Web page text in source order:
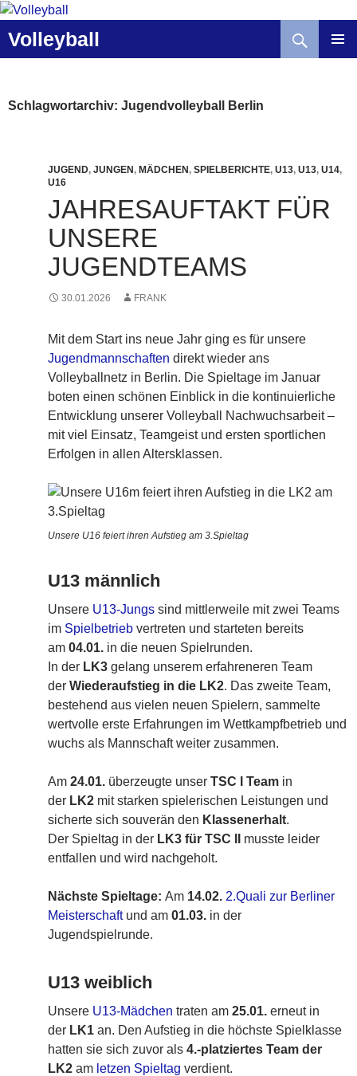
Zum
springen
Volleyball
Schlagwortarchiv: Jugendvolleyball Berlin
JUGEND, JUNGEN, MÄDCHEN, SPIELBERICHTE, U13, U13, U14,
U16
JAHRESAUFTAKT FÜR
UNSERE
JUGENDTEAMS
30.01.2026 FRANK
Mit dem Start ins neue Jahr ging es für unsere
Jugendmannschaften direkt wieder ans
Volleyballnetz in Berlin. Die Spieltage im Januar
boten einen schönen Einblick in die kontinuierliche
Entwicklung unserer Volleyball Nachwuchsarbeit –
mit viel Einsatz, Teamgeist und ersten sportlichen
Erfolgen in allen Altersklassen.
Unsere U16 feiert ihren Aufstieg am 3.Spieltag
U13 männlich
Unsere U13-Jungs sind mittlerweile mit zwei Teams
im Spielbetrieb vertreten und starteten bereits
am 04.01. in die neuen Spielrunden.
In der LK3 gelang unserem erfahreneren Team
der Wiederaufstieg in die LK2. Das zweite Team,
bestehend aus vielen neuen Spielern, sammelte
wertvolle erste Erfahrungen im Wettkampfbetrieb und
wuchs als Mannschaft weiter zusammen.
Am 24.01. überzeugte unser TSC I Team in
der LK2 mit starken spielerischen Leistungen und
sicherte sich souverän den Klassenerhalt.
Der Spieltag in der LK3 für TSC II
musste leider
entfallen und wird nachgeholt.
Nächste Spieltage: Am 14.02. 2.Quali zur Berliner
Meisterschaftund am 01.03. in der
Jugendspielrunde.
U13 weiblich
Unsere U13-Mädchen traten am 25.01. erneut in
der LK1 an. Den Aufstieg in die höchste Spielklasse
hatten sie sich zuvor als 4.-platziertes Team der
LK2 am letzen Spieltag verdient.